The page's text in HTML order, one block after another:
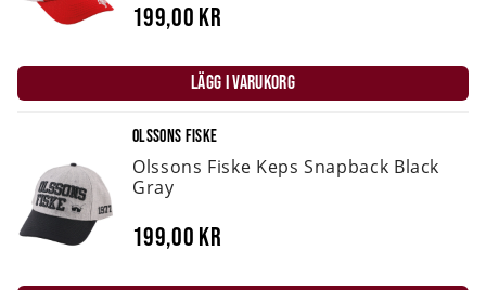
199,00 kr
LÄGG I VARUKORG
OLSSONS FISKE
Olssons Fiske Keps Snapback Black
Gray
199,00 kr